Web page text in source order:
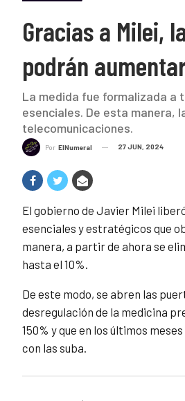
Gracias a Milei,
podrán
La medida fue formalizada a
esenciales. De esta manera,
telecomunicaciones.
Por ElNumeral 27 JUN, 2024
El gobierno de Javier Milei
esenciales y estratégicos que
manera, a partir de ahora se
hasta el 10%.
De este modo, se abren las
desregulación de la medicina
150% y que en los últimos
con las suba.